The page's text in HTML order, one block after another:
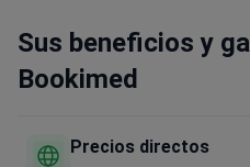
Sus beneficios y
Bookimed
Precios directos